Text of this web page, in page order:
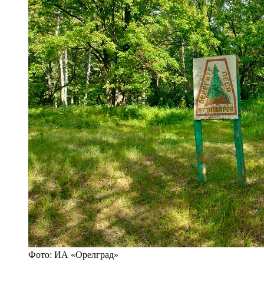
Фото: ИА «Орелград»